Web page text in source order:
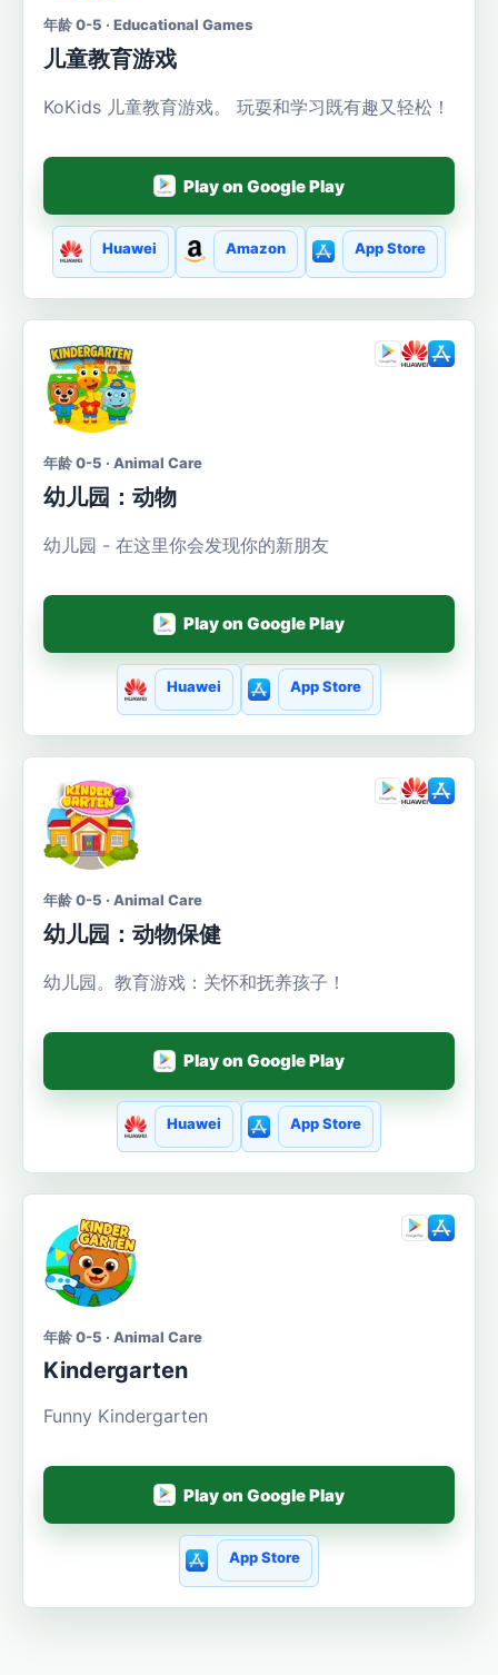
年龄 0-5 · Educational Games
儿童教育游戏
KoKids 儿童教育游戏。 玩耍和学习既有趣又轻松！
Play on Google Play
Huawei Amazon App Store
年龄 0-5 · Animal Care
幼儿园：动物
幼儿园 - 在这里你会发现你的新朋友
Play on Google Play
Huawei App Store
年龄 0-5 · Animal Care
幼儿园：动物保健
幼儿园。教育游戏：关怀和抚养孩子！
Play on Google Play
Huawei App Store
年龄 0-5 · Animal Care
Kindergarten
Funny Kindergarten
Play on Google Play
App Store